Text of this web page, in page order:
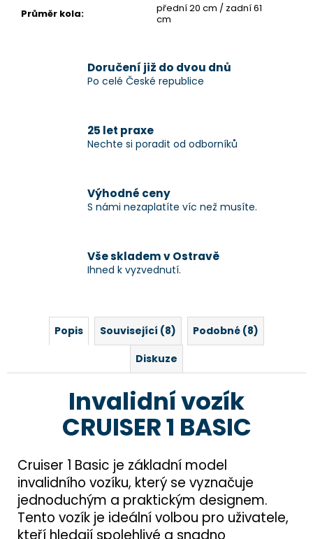
Průměr kola:
přední 20 cm / zadní 61
cm
Doručení již do dvou dnů
Po celé České republice
25 let praxe
Nechte si poradit od odborníků
Výhodné ceny
S námi nezaplatíte víc než musíte.
Vše skladem v Ostravě
Ihned k vyzvednutí.
Popis Související (8)
Podobné (8)
Diskuze
Invalidní vozík
CRUISER 1 BASIC
Cruiser 1 Basic je základní model
invalidního vozíku, který se vyznačuje
jednoduchým a praktickým designem.
Tento vozík je ideální volbou pro uživatele,
kteří hledají spolehlivé a snadno